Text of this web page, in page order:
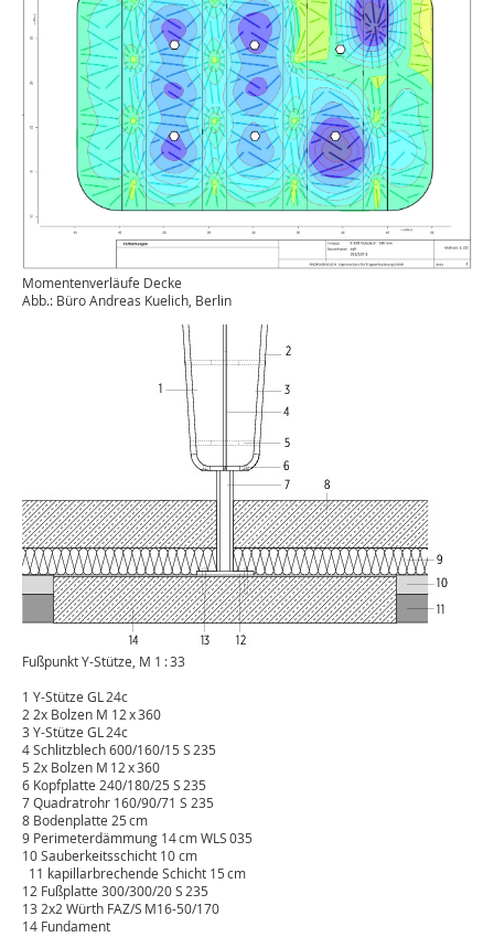
Momentenverläufe Decke
Abb.: Büro Andreas Kuelich, Berlin
Fußpunkt Y-Stütze, M 1 : 33
1 Y-Stütze GL 24c
2 2x Bolzen M 12 x 360
3 Y-Stütze GL 24c
4 Schlitzblech 600/160/15 S 235
5 2x Bolzen M 12 x 360
6 Kopfplatte 240/180/25 S 235
7 Quadratrohr 160/90/71 S 235
8 Bodenplatte 25 cm
9 Perimeterdämmung 14 cm WLS 035
10 Sauberkeitsschicht 10 cm
11 kapillarbrechende Schicht 15 cm
12 Fußplatte 300/300/20 S 235
13 2x2 Würth FAZ/S M16-50/170
14 Fundament